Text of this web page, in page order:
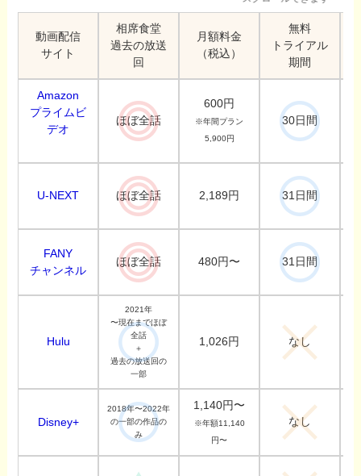
動画配信
サイト
相席食堂
過去の放送
回
月額料金
（税込）
無料
トライアル
期間
Amazon
プライムビ
デオ
ほぼ全話
600円
※年間プラン
5,900円
30日間
U-NEXT ほぼ全話 2,189円 31日間
FANY
チャンネル
ほぼ全話 480円〜 31日間
Hulu
2021年
〜現在までほぼ
全話
＋
過去の放送回の
一部
1,026円 なし
Disney+
2018年〜2022年
の一部の作品の
み
1,140円〜
※年額11,140
円〜
なし